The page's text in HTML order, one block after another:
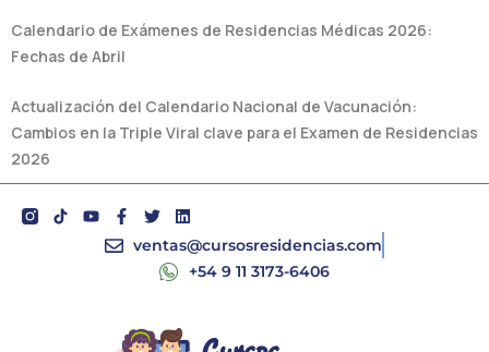
Calendario de Exámenes de Residencias Médicas 2026:
Fechas de Abril
Actualización del Calendario Nacional de Vacunación:
Cambios en la Triple Viral clave para el Examen de Residencias
2026
Y
o
F
a
c
k
-
T
w
i
L
i
n
e
n
ventas@cursosresidencias.com
+54 9 11 3173-6406